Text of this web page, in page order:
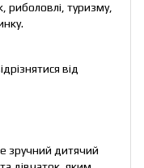
риболовлі, туризму,
від
зручний дитячий